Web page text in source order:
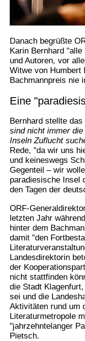
Danach begrüßte
Karin Bernhard
und Autoren, vor
Witwe von Humbert
Bachmannpreis nie
Eine
Bernhard stellte
sind nicht immer
Inseln Zuflucht
Rede, "da wir uns
und keineswegs
Gegenteil – wir
paradiesische Insel
den Tagen der
ORF-
letzten Jahr
hinter dem
damit "den
Landesdirektorin
der
nicht stattfinden
die Stadt
sei und die
Aktivitäten rund um
Literaturmetropole
"jahrzehntelanger
Pietsch.